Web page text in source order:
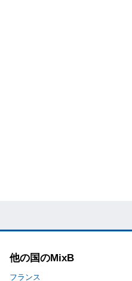
他の国のMixB
フランス